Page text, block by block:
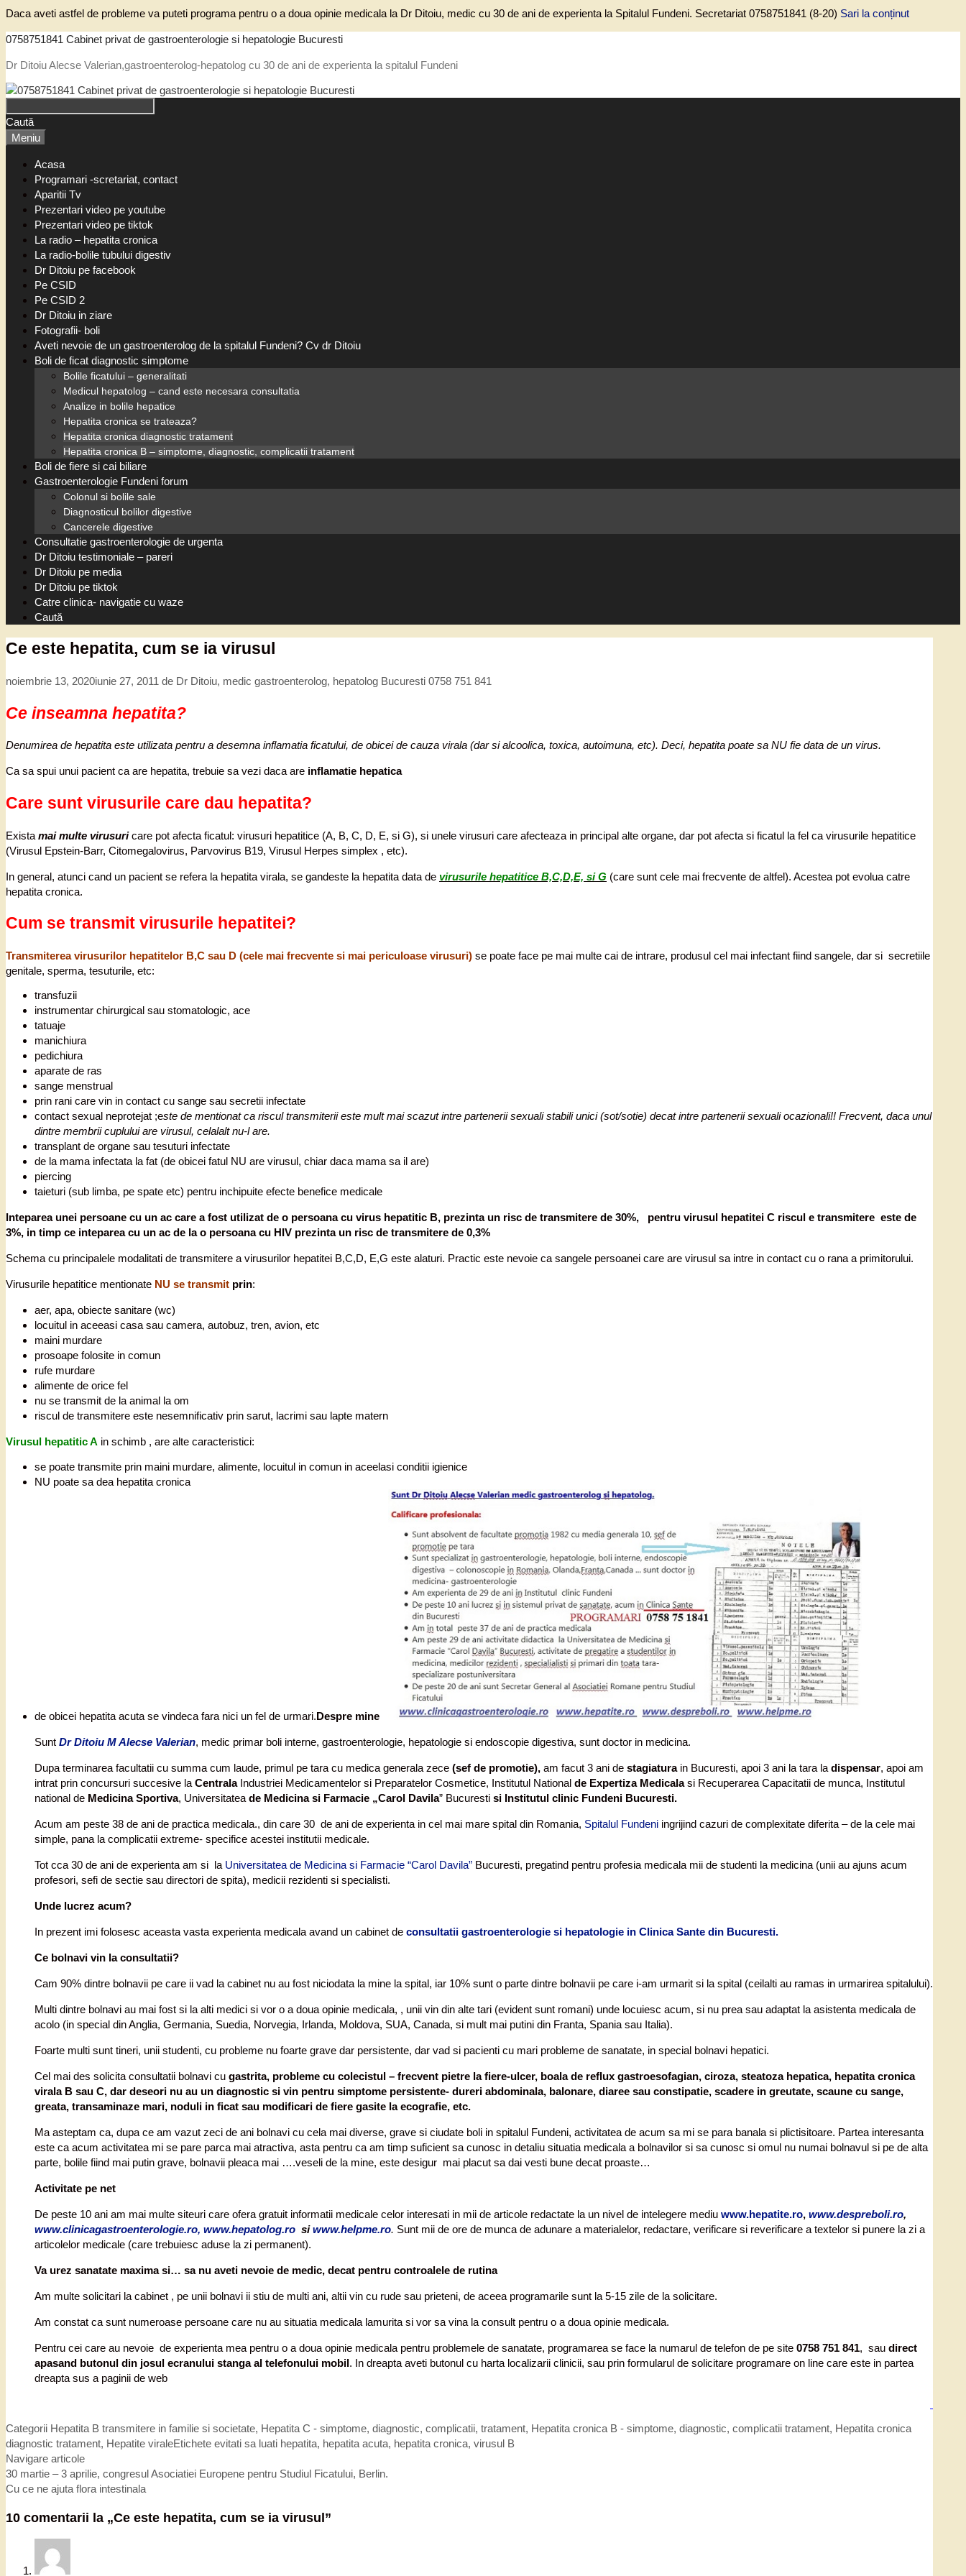
Daca aveti astfel de probleme va puteti programa pentru o a doua opinie medicala la Dr Ditoiu, medic cu 30 de ani de experienta la Spitalul Fundeni. Secretariat 0758751841 (8-20) Sari la conținut
0758751841 Cabinet privat de gastroenterologie si hepatologie Bucuresti
Dr Ditoiu Alecse Valerian,gastroenterolog-hepatolog cu 30 de ani de experienta la spitalul Fundeni
Caută
Meniu
Acasa
Programari -scretariat, contact
Aparitii Tv
Prezentari video pe youtube
Prezentari video pe tiktok
La radio – hepatita cronica
La radio-bolile tubului digestiv
Dr Ditoiu pe facebook
Pe CSID
Pe CSID 2
Dr Ditoiu in ziare
Fotografii- boli
Aveti nevoie de un gastroenterolog de la spitalul Fundeni? Cv dr Ditoiu
Boli de ficat diagnostic simptome
Bolile ficatului – generalitati
Medicul hepatolog – cand este necesara consultatia
Analize in bolile hepatice
Hepatita cronica se trateaza?
Hepatita cronica diagnostic tratament
Hepatita cronica B – simptome, diagnostic, complicatii tratament
Boli de fiere si cai biliare
Gastroenterologie Fundeni forum
Colonul si bolile sale
Diagnosticul bolilor digestive
Cancerele digestive
Consultatie gastroenterologie de urgenta
Dr Ditoiu testimoniale – pareri
Dr Ditoiu pe media
Dr Ditoiu pe tiktok
Catre clinica- navigatie cu waze
Caută
Ce este hepatita, cum se ia virusul
noiembrie 13, 2020iunie 27, 2011 de Dr Ditoiu, medic gastroenterolog, hepatolog Bucuresti 0758 751 841
Ce inseamna hepatita?
Denumirea de hepatita este utilizata pentru a desemna inflamatia ficatului, de obicei de cauza virala (dar si alcoolica, toxica, autoimuna, etc). Deci, hepatita poate sa NU fie data de un virus.
Ca sa spui unui pacient ca are hepatita, trebuie sa vezi daca are inflamatie hepatica
Care sunt virusurile care dau hepatita?
Exista mai multe virusuricare pot afecta ficatul: virusuri hepatitice (A, B, C, D, E, si G), si unele virusuri care afecteaza in principal alte organe, dar pot afecta si ficatul la fel ca virusurile hepatitice
(Virusul Epstein-Barr, Citomegalovirus, Parvovirus B19, Virusul Herpes simplex , etc).
In general, atunci cand un pacient se refera la hepatita virala, se gandeste la hepatita data de virusurile hepatitice B,C,D,E, si G (care sunt cele mai frecvente de altfel). Acestea pot evolua catre
hepatita cronica.
Cum se transmit virusurile hepatitei?
Transmiterea virusurilor hepatitelor B,C sau D (cele mai frecvente si mai periculoase virusuri) se poate face pe mai multe cai de intrare, produsul cel mai infectant fiind sangele, dar si secretiile
genitale, sperma, tesuturile, etc:
transfuzii
instrumentar chirurgical sau stomatologic, ace
tatuaje
manichiura
pedichiura
aparate de ras
sange menstrual
prin rani care vin in contact cu sange sau secretii infectate
contact sexual neprotejat ;este de mentionat ca riscul transmiterii este mult mai scazut intre partenerii sexuali stabili unici (sot/sotie) decat intre partenerii sexuali ocazionali!! Frecvent, daca unul
dintre membrii cuplului are virusul, celalalt nu-l are.
transplant de organe sau tesuturi infectate
de la mama infectata la fat (de obicei fatul NU are virusul, chiar daca mama sa il are)
piercing
taieturi (sub limba, pe spate etc) pentru inchipuite efecte benefice medicale
Inteparea unei persoane cu un ac care a fost utilizat de o persoana cu virus hepatitic B, prezinta un risc de transmitere de 30%, pentru virusul hepatitei C riscul e transmitere este de
3%, in timp ce inteparea cu un ac de la o persoana cu HIV prezinta un risc de transmitere de 0,3%
Schema cu principalele modalitati de transmitere a virusurilor hepatitei B,C,D, E,G este alaturi. Practic este nevoie ca sangele persoanei care are virusul sa intre in contact cu o rana a primitorului.
Virusurile hepatitice mentionate NU se transmit prin:
aer, apa, obiecte sanitare (wc)
locuitul in aceeasi casa sau camera, autobuz, tren, avion, etc
maini murdare
prosoape folosite in comun
rufe murdare
alimente de orice fel
nu se transmit de la animal la om
riscul de transmitere este nesemnificativ prin sarut, lacrimi sau lapte matern
Virusul hepatitic A in schimb , are alte caracteristici:
se poate transmite prin maini murdare, alimente, locuitul in comun in aceelasi conditii igienice
NU poate sa dea hepatita cronica
de obicei hepatita acuta se vindeca fara nici un fel de urmari.Despre mine
Sunt Dr Ditoiu M Alecse Valerian, medic primar boli interne, gastroenterologie, hepatologie si endoscopie digestiva, sunt doctor in medicina.
Dupa terminarea facultatii cu summa cum laude, primul pe tara cu medica generala zece (sef de promotie), am facut 3 ani de stagiaturain Bucuresti, apoi 3 ani la tara la dispensar, apoi am
intrat prin concursuri succesive la CentralaIndustriei Medicamentelor si Preparatelor Cosmetice, Institutul National de Expertiza Medicalasi Recuperarea Capacitatii de munca, Institutul
national de Medicina Sportiva, Universitatea de Medicina si Farmacie „Carol Davila” Bucuresti si Institutul clinic Fundeni Bucuresti.
Acum am peste 38 de ani de practica medicala., din care 30 de ani de experienta in cel mai mare spital din Romania, Spitalul Fundeni ingrijind cazuri de complexitate diferita – de la cele mai
simple, pana la complicatii extreme- specifice acestei institutii medicale.
Tot cca 30 de ani de experienta am si la Universitatea de Medicina si Farmacie “Carol Davila” Bucuresti, pregatind pentru profesia medicala mii de studenti la medicina (unii au ajuns acum
profesori, sefi de sectie sau directori de spita), medicii rezidenti si specialisti.
Unde lucrez acum?
In prezent imi folosesc aceasta vasta experienta medicala avand un cabinet de consultatii gastroenterologie si hepatologie in Clinica Sante din Bucuresti.
Ce bolnavi vin la consultatii?
Cam 90% dintre bolnavii pe care ii vad la cabinet nu au fost niciodata la mine la spital, iar 10% sunt o parte dintre bolnavii pe care i-am urmarit si la spital (ceilalti au ramas in urmarirea spitalului).
Multi dintre bolnavi au mai fost si la alti medici si vor o a doua opinie medicala, , unii vin din alte tari (evident sunt romani) unde locuiesc acum, si nu prea sau adaptat la asistenta medicala de
acolo (in special din Anglia, Germania, Suedia, Norvegia, Irlanda, Moldova, SUA, Canada, si mult mai putini din Franta, Spania sau Italia).
Foarte multi sunt tineri, unii studenti, cu probleme nu foarte grave dar persistente, dar vad si pacienti cu mari probleme de sanatate, in special bolnavi hepatici.
Cel mai des solicita consultatii bolnavi cu gastrita, probleme cu colecistul – frecvent pietre la fiere-ulcer, boala de reflux gastroesofagian, ciroza, steatoza hepatica, hepatita cronica
virala B sau C, dar deseori nu au un diagnostic si vin pentru simptome persistente- dureri abdominala, balonare, diaree sau constipatie, scadere in greutate, scaune cu sange,
greata, transaminaze mari, noduli in ficat sau modificari de fiere gasite la ecografie, etc.
Ma asteptam ca, dupa ce am vazut zeci de ani bolnavi cu cela mai diverse, grave si ciudate boli in spitalul Fundeni, activitatea de acum sa mi se para banala si plictisitoare. Partea interesanta
este ca acum activitatea mi se pare parca mai atractiva, asta pentru ca am timp suficient sa cunosc in detaliu situatia medicala a bolnavilor si sa cunosc si omul nu numai bolnavul si pe de alta
parte, bolile fiind mai putin grave, bolnavii pleaca mai ….veseli de la mine, este desigur mai placut sa dai vesti bune decat proaste…
Activitate pe net
De peste 10 ani am mai multe siteuri care ofera gratuit informatii medicale celor interesati in mii de articole redactate la un nivel de intelegere mediu www.hepatite.ro, www.despreboli.ro,
www.clinicagastroenterologie.ro, www.hepatolog.ro siwww.helpme.ro. Sunt mii de ore de munca de adunare a materialelor, redactare, verificare si reverificare a textelor si punere la zi a
articolelor medicale (care trebuiesc aduse la zi permanent).
Va urez sanatate maxima si… sa nu aveti nevoie de medic, decat pentru controalele de rutina
Am multe solicitari la cabinet , pe unii bolnavi ii stiu de multi ani, altii vin cu rude sau prieteni, de aceea programarile sunt la 5-15 zile de la solicitare.
Am constat ca sunt numeroase persoane care nu au situatia medicala lamurita si vor sa vina la consult pentru o a doua opinie medicala.
Pentru cei care au nevoie de experienta mea pentru o a doua opinie medicala pentru problemele de sanatate, programarea se face la numarul de telefon de pe site 0758 751 841, sau direct
apasand butonul din josul ecranului stanga al telefonului mobil. In dreapta aveti butonul cu harta localizarii clinicii, sau prin formularul de solicitare programare on line care este in partea
dreapta sus a paginii de web
Categorii Hepatita B transmitere in familie si societate, Hepatita C - simptome, diagnostic, complicatii, tratament, Hepatita cronica B - simptome, diagnostic, complicatii tratament, Hepatita cronica
diagnostic tratament, Hepatite viraleEtichete evitati sa luati hepatita, hepatita acuta, hepatita cronica, virusul B
Navigare articole
30 martie – 3 aprilie, congresul Asociatiei Europene pentru Studiul Ficatului, Berlin.
Cu ce ne ajuta flora intestinala
10 comentarii la „Ce este hepatita, cum se ia virusul”